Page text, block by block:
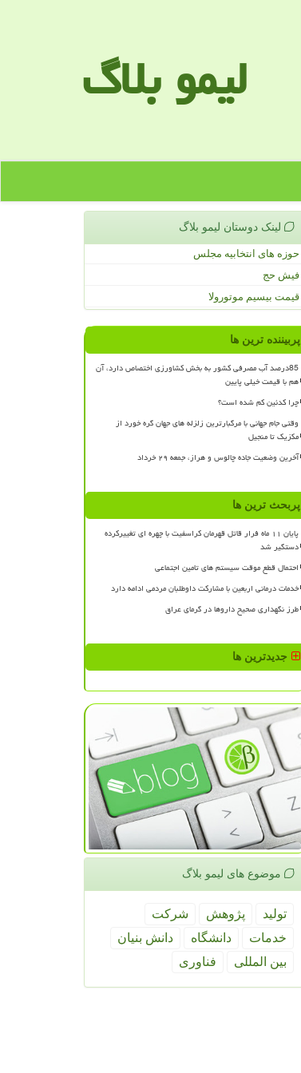
لیمو بلاگ
لینک دوستان لیمو بلاگ
حوزه های انتخابیه مجلس
فیش حج
قیمت بیسیم موتورولا
پربیننده ترین ها
85درصد آب مصرفی کشور به بخش کشاورزی اختصاص دارد، آن
هم با قیمت خیلی پایین
چرا کدئین کم شده است؟
وقتی جام جهانی با مرگبارترین زلزله های جهان گره خورد از
مکزیک تا منجیل
آخرین وضعیت جاده چالوس و هراز، جمعه ۲۹ خرداد
پربحث ترین ها
پایان ۱۱ ماه فرار قاتل قهرمان کراسفیت با چهره ای تغییرکرده
دستگیر شد
احتمال قطع موقت سیستم های تامین اجتماعی
خدمات درمانی اربعین با مشارکت داوطلبان مردمی ادامه دارد
طرز نگهداری صحیح داروها در گرمای عراق
جدیدترین ها
موضوع های لیمو بلاگ
تولید پژوهش
شركت
خدمات
دانشگاه
دانش بنیان
بین المللی
فناوری